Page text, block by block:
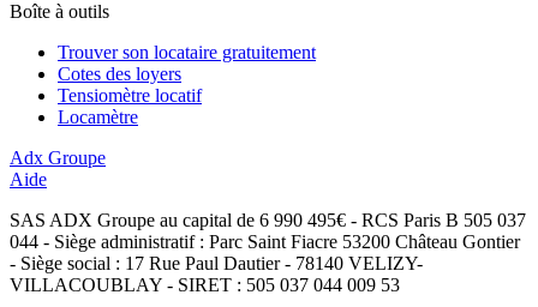
Boîte à outils
Trouver son locataire gratuitement
Cotes des loyers
Tensiomètre locatif
Locamètre
Adx Groupe
Aide
SAS ADX Groupe au capital de 6 990 495€ - RCS Paris B 505 037
044 - Siège administratif : Parc Saint Fiacre 53200 Château Gontier
- Siège social : 17 Rue Paul Dautier - 78140 VELIZY-
VILLACOUBLAY - SIRET : 505 037 044 009 53